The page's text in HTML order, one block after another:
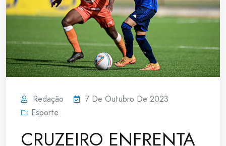
Redação
7 De Outubro De 2023
Esporte
CRUZEIRO ENFRENTA